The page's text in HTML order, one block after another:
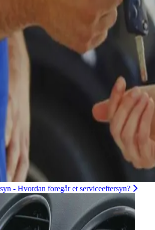
- Hvordan foregår et serviceeftersyn?